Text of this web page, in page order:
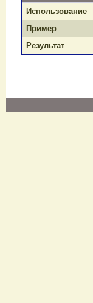
Использование
Пример
Результат